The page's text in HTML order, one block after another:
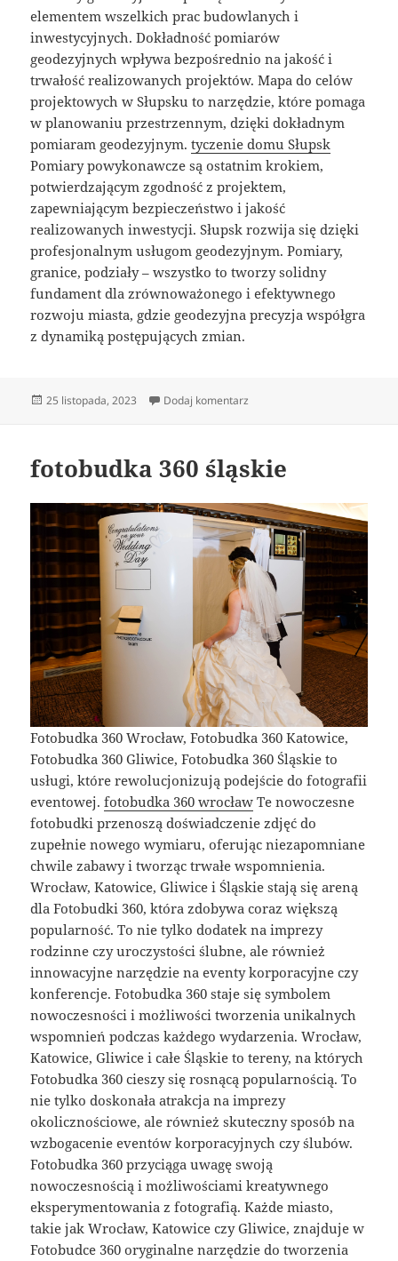
elementem wszelkich prac budowlanych i
inwestycyjnych. Dokładność pomiarów
geodezyjnych wpływa bezpośrednio na jakość i
trwałość realizowanych projektów. Mapa do celów
projektowych w Słupsku to narzędzie, które pomaga
w planowaniu przestrzennym, dzięki dokładnym
pomiaram geodezyjnym.tyczenie domu Słupsk
Pomiary powykonawcze są ostatnim krokiem,
potwierdzającym zgodność z projektem,
zapewniającym bezpieczeństwo i jakość
realizowanych inwestycji. Słupsk rozwija się dzięki
profesjonalnym usługom geodezyjnym. Pomiary,
granice, podziały – wszystko to tworzy solidny
fundament dla zrównoważonego i efektywnego
rozwoju miasta, gdzie geodezyjna precyzja współgra
z dynamiką postępujących zmian.
Data
25 listopada, 2023 Dodaj komentarz
fotobudka 360 śląskie
Fotobudka 360 Wrocław, Fotobudka 360 Katowice,
Fotobudka 360 Gliwice, Fotobudka 360 Śląskie to
usługi, które rewolucjonizują podejście do fotografii
eventowej.fotobudka 360 wrocław Te nowoczesne
fotobudki przenoszą doświadczenie zdjęć do
zupełnie nowego wymiaru, oferując niezapomniane
chwile zabawy i tworząc trwałe wspomnienia.
Wrocław, Katowice, Gliwice i Śląskie stają się areną
dla Fotobudki 360, która zdobywa coraz większą
popularność. To nie tylko dodatek na imprezy
rodzinne czy uroczystości ślubne, ale również
innowacyjne narzędzie na eventy korporacyjne czy
konferencje. Fotobudka 360 staje się symbolem
nowoczesności i możliwości tworzenia unikalnych
wspomnień podczas każdego wydarzenia. Wrocław,
Katowice, Gliwice i całe Śląskie to tereny, na których
Fotobudka 360 cieszy się rosnącą popularnością. To
nie tylko doskonała atrakcja na imprezy
okolicznościowe, ale również skuteczny sposób na
wzbogacenie eventów korporacyjnych czy ślubów.
Fotobudka 360 przyciąga uwagę swoją
nowoczesnością i możliwościami kreatywnego
eksperymentowania z fotografią. Każde miasto,
takie jak Wrocław, Katowice czy Gliwice, znajduje w
Fotobudce 360 oryginalne narzędzie do tworzenia